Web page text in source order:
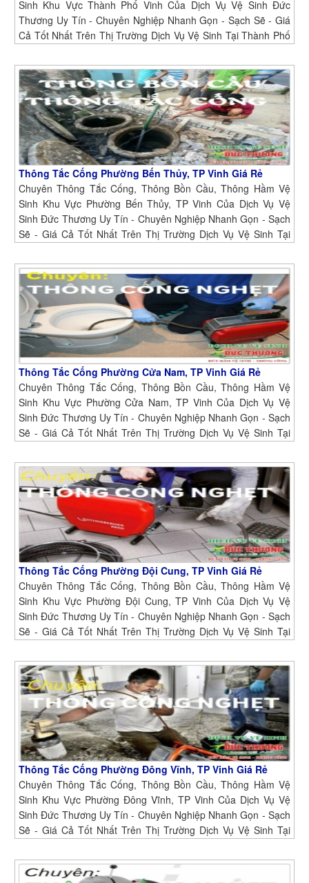
Sinh Khu Vực Thành Phố Vinh Của Dịch Vụ Vệ Sinh Đức
Thương Uy Tín - Chuyên Nghiệp Nhanh Gọn - Sạch Sẽ - Giá
Cả Tốt Nhất Trên Thị Trường Dịch Vụ Vệ Sinh Tại Thành Phố
Thông Tắc Cống Phường Bến Thủy, TP Vinh Giá Rẻ
Chuyên Thông Tắc Cống, Thông Bồn Cầu, Thông Hầm Vệ
Sinh Khu Vực Phường Bến Thủy, TP Vinh Của Dịch Vụ Vệ
Sinh Đức Thương Uy Tín - Chuyên Nghiệp Nhanh Gọn - Sạch
Sẽ - Giá Cả Tốt Nhất Trên Thị Trường Dịch Vụ Vệ Sinh Tại
Thông Tắc Cống Phường Cửa Nam, TP Vinh Giá Rẻ
Chuyên Thông Tắc Cống, Thông Bồn Cầu, Thông Hầm Vệ
Sinh Khu Vực Phường Cửa Nam, TP Vinh Của Dịch Vụ Vệ
Sinh Đức Thương Uy Tín - Chuyên Nghiệp Nhanh Gọn - Sạch
Sẽ - Giá Cả Tốt Nhất Trên Thị Trường Dịch Vụ Vệ Sinh Tại
Thông Tắc Cống Phường Đội Cung, TP Vinh Giá Rẻ
Chuyên Thông Tắc Cống, Thông Bồn Cầu, Thông Hầm Vệ
Sinh Khu Vực Phường Đội Cung, TP Vinh Của Dịch Vụ Vệ
Sinh Đức Thương Uy Tín - Chuyên Nghiệp Nhanh Gọn - Sạch
Sẽ - Giá Cả Tốt Nhất Trên Thị Trường Dịch Vụ Vệ Sinh Tại
Thông Tắc Cống Phường Đông Vĩnh, TP Vinh Giá Rẻ
Chuyên Thông Tắc Cống, Thông Bồn Cầu, Thông Hầm Vệ
Sinh Khu Vực Phường Đông Vĩnh, TP Vinh Của Dịch Vụ Vệ
Sinh Đức Thương Uy Tín - Chuyên Nghiệp Nhanh Gọn - Sạch
Sẽ - Giá Cả Tốt Nhất Trên Thị Trường Dịch Vụ Vệ Sinh Tại